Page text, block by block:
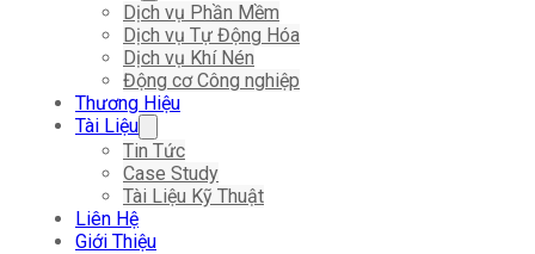
Dịch vụ Phần Mềm
Dịch vụ Tự Động Hóa
Dịch vụ Khí Nén
Động cơ Công nghiệp
Thương Hiệu
Tài Liệu
Tin Tức
Case Study
Tài Liệu Kỹ Thuật
Liên Hệ
Giới Thiệu